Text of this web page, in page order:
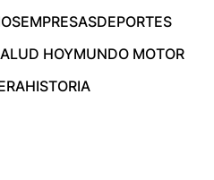
EMPRESASDEPORTES
HOYMUNDO MOTOR
HISTORIA